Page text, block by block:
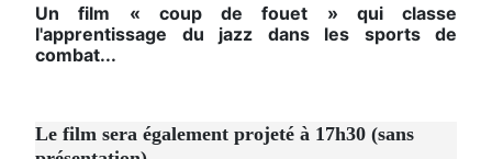
Un film « coup de fouet » qui classe
l'apprentissage du jazz dans les sports de
combat...
Le film sera également projeté à 17h30 (sans